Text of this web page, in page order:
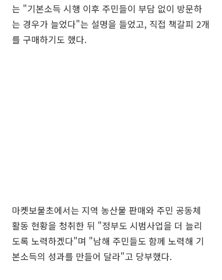
는 "기본소득 시행 이후 주민들이 부담 없이 방문하
는 경우가 늘었다"는 설명을 들었고, 직접 책갈피 2개
를 구매하기도 했다.
마켓보물초에서는 지역 농산물 판매와 주민 공동체
활동 현황을 청취한 뒤 "정부도 시범사업을 더 늘리
도록 노력하겠다"며 "남해 주민들도 함께 노력해 기
본소득의 성과를 만들어 달라"고 당부했다.